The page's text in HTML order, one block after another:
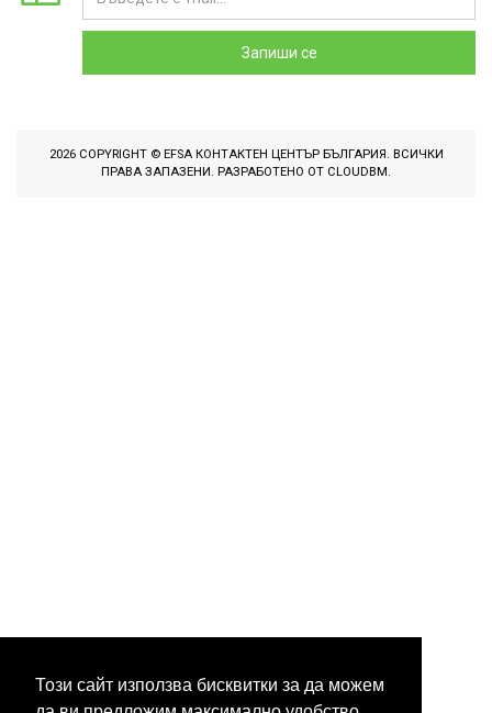
Този сайт използва бисквитки за да можем
Запиши се
2026 COPYRIGHT © EFSA КОНТАКТЕН ЦЕНТЪР БЪЛГАРИЯ. ВСИЧКИ
ПРАВА ЗАПАЗЕНИ. РАЗРАБОТЕНО ОТ CLOUDBM .